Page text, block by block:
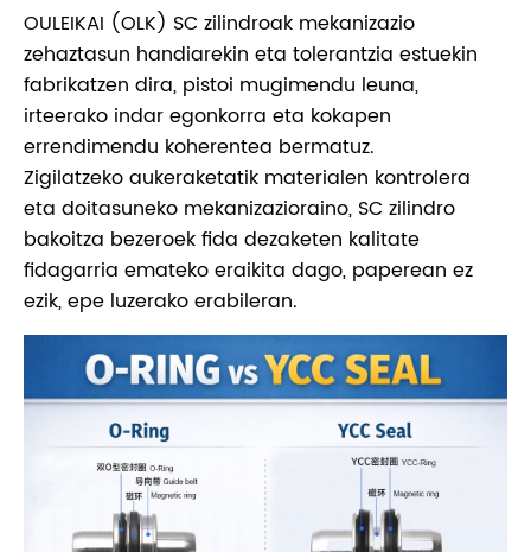
OULEIKAI (OLK) SC zilindroak mekanizazio
zehaztasun handiarekin eta tolerantzia estuekin
fabrikatzen dira, pistoi mugimendu leuna,
irteerako indar egonkorra eta kokapen
errendimendu koherentea bermatuz.
Zigilatzeko aukeraketatik materialen kontrolera
eta doitasuneko mekanizazioraino, SC zilindro
bakoitza bezeroek fida dezaketen kalitate
fidagarria emateko eraikita dago, paperean ez
ezik, epe luzerako erabileran.